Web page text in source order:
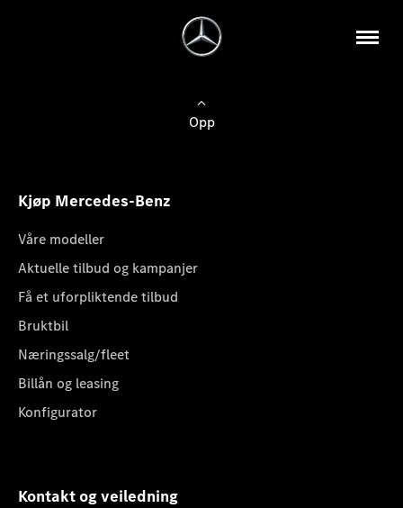
Opp
Kjøp Mercedes-Benz
Våre modeller
Aktuelle tilbud og kampanjer
Få et uforpliktende tilbud
Bruktbil
Næringssalg/fleet
Billån og leasing
Konfigurator
Kontakt og veiledning